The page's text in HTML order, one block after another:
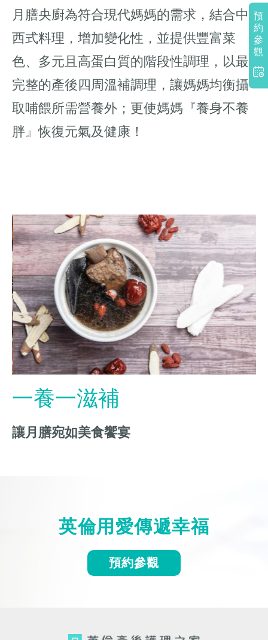
月膳央廚為符合現代媽媽的需求，結合中
西式料理，增加變化性，並提供豐富菜
色、多元且高蛋白質的階段性調理，以最
完整的產後四周溫補調理，讓媽媽均衡攝
取哺餵所需營養外；更使媽媽『養身不養
胖』恢復元氣及健康！
一養一滋補
讓月膳宛如美食饗宴
預
約
參
觀
英倫用愛傳遞幸福
預約參觀